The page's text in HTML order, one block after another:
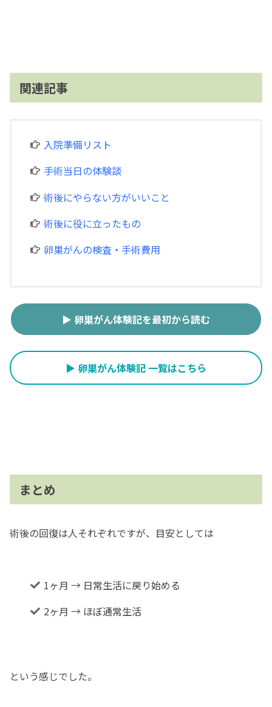
関連記事
入院準備リスト
手術当日の体験談
術後にやらない方がいいこと
術後に役に立ったもの
卵巣がんの検査・手術費用
▶ 卵巣がん体験記を最初から読む
▶ 卵巣がん体験記 一覧はこちら
まとめ
術後の回復は人それぞれですが、目安としては
1ヶ月 → 日常生活に戻り始める
2ヶ月 → ほぼ通常生活
という感じでした。